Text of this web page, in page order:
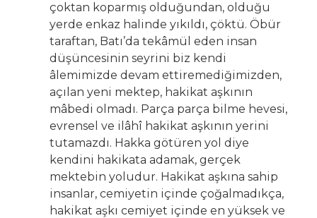
çoktan koparmış olduğundan, olduğu
yerde enkaz halinde yıkıldı, çöktü. Öbür
taraftan, Batı’da tekâmül eden insan
düşüncesinin seyrini biz kendi
âlemimizde devam ettiremediğimizden,
açılan yeni mektep, hakikat aşkının
mâbedi olmadı. Parça parça bilme hevesi,
evrensel ve ilâhî hakikat aşkının yerini
tutamazdı. Hakka götüren yol diye
kendini hakikata adamak, gerçek
mektebin yoludur. Hakikat aşkına sahip
insanlar, cemiyetin içinde çoğalmadıkça,
hakikat aşkı cemiyet içinde en yüksek ve